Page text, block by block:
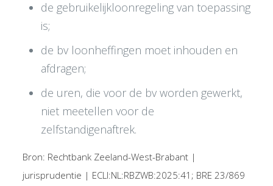
de gebruikelijkloonregeling van toepassing
is;
de bv loonheffingen moet inhouden en
afdragen;
de uren, die voor de bv worden gewerkt,
niet meetellen voor de
zelfstandigenaftrek.
Bron: Rechtbank Zeeland-West-Brabant |
jurisprudentie | ECLI:NL:RBZWB:2025:41; BRE 23/869